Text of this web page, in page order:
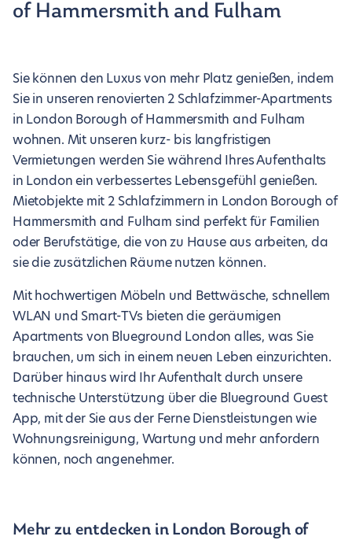
of Hammersmith and Fulham
Sie können den Luxus von mehr Platz genießen, indem
Sie in unseren renovierten 2 Schlafzimmer-Apartments
in London Borough of Hammersmith and Fulham
wohnen. Mit unseren kurz- bis langfristigen
Vermietungen werden Sie während Ihres Aufenthalts
in London ein verbessertes Lebensgefühl genießen.
Mietobjekte mit 2 Schlafzimmern in London Borough of
Hammersmith and Fulham sind perfekt für Familien
oder Berufstätige, die von zu Hause aus arbeiten, da
sie die zusätzlichen Räume nutzen können.
Mit hochwertigen Möbeln und Bettwäsche, schnellem
WLAN und Smart-TVs bieten die geräumigen
Apartments von Blueground London alles, was Sie
brauchen, um sich in einem neuen Leben einzurichten.
Darüber hinaus wird Ihr Aufenthalt durch unsere
technische Unterstützung über die Blueground Guest
App, mit der Sie aus der Ferne Dienstleistungen wie
Wohnungsreinigung, Wartung und mehr anfordern
können, noch angenehmer.
Mehr zu entdecken in London Borough of